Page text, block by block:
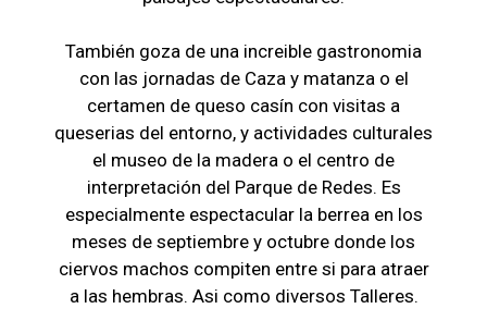
También goza de una increible gastronomia
con las jornadas de Caza y matanza o el
certamen de queso casín con visitas a
queserias del entorno, y actividades culturales
el museo de la madera o el centro de
interpretación del Parque de Redes. Es
especialmente espectacular la berrea en los
meses de septiembre y octubre donde los
ciervos machos compiten entre si para atraer
a las hembras. Asi como diversos Talleres.